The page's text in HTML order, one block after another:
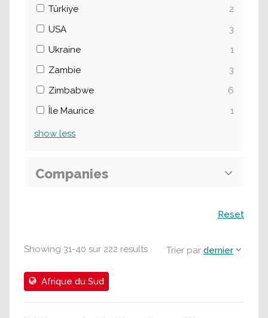
Showing 31-40 sur 222 results Trier par dernier
Afrique du Sud
Türkiye
2
USA
3
Ukraine
1
Zambie
3
Zimbabwe
6
Île Maurice
1
show less
Companies
Reset